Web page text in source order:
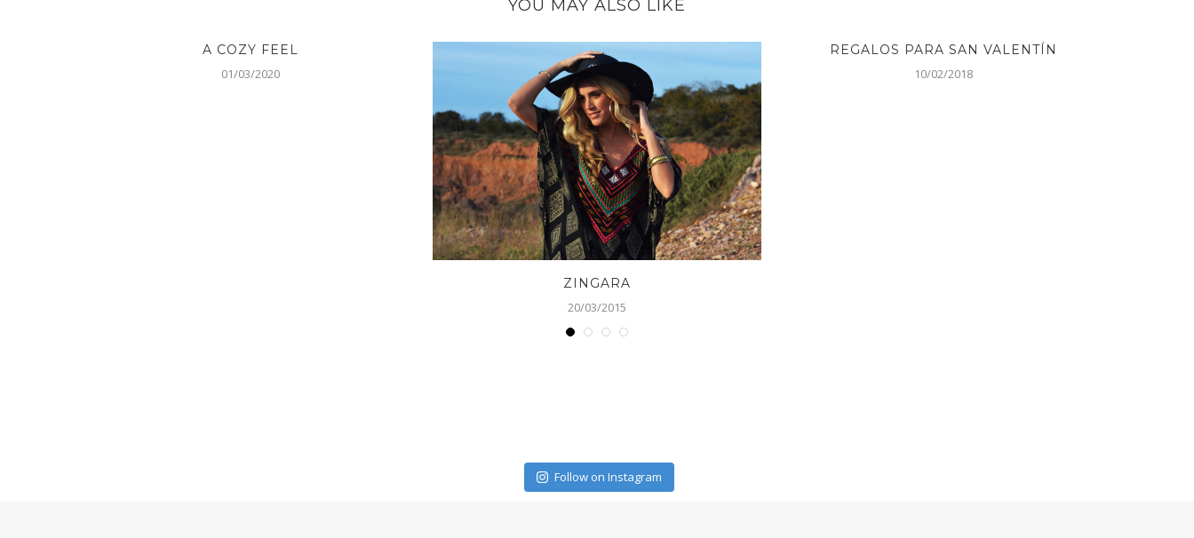
YOU MAY ALSO LIKE
A COZY FEEL
01/03/2020
ZINGARA
20/03/2015
REGALOS PARA SAN VALENTÍN
10/02/2018
Follow on Instagram